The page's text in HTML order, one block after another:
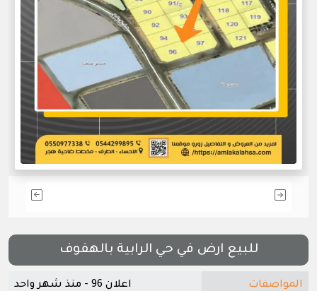
للبيع ارض في حي الرابية بالهفوف
المواصفات اعلان 96 - منذ شهر واحد